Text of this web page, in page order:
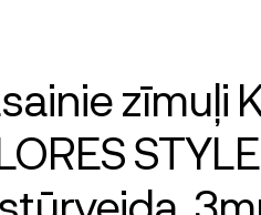
zīmuļi